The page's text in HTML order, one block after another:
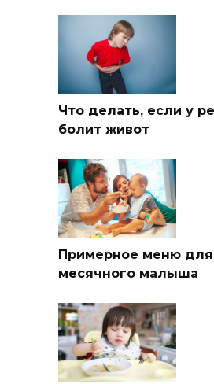
Что делать, если у
болит живот
Примерное меню
месячного малыша